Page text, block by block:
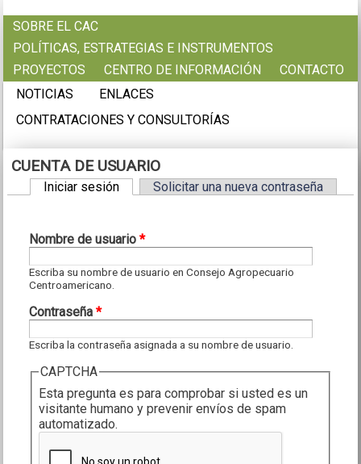
SOBRE EL CAC
POLÍTICAS, ESTRATEGIAS E INSTRUMENTOS
PROYECTOS
CENTRO DE INFORMACIÓN
CONTACTO
NOTICIAS
ENLACES
CONTRATACIONES Y CONSULTORÍAS
CUENTA DE USUARIO
Iniciar sesión (solapa activa)
Solicitar una nueva contraseña
Nombre de usuario*
Escriba su nombre de usuario en Consejo Agropecuario
Centroamericano.
Contraseña*
Escriba la contraseña asignada a su nombre de usuario.
CAPTCHA
Esta pregunta es para comprobar si usted es un
visitante humano y prevenir envíos de spam
automatizado.